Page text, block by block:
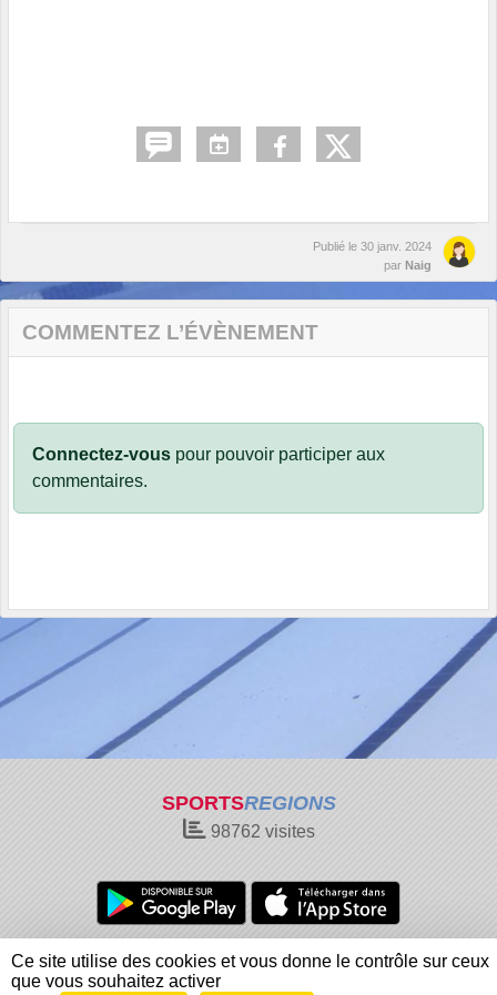
Publié le 30 janv. 2024
par Naig
COMMENTEZ L’ÉVÈNEMENT
Connectez-vous pour pouvoir participer aux
commentaires.
SPORTSREGIONS
98762 visites
Charte cookies
Gestion des cookies
Informations légales
Signaler un contenu inapproprié
Ce site utilise des cookies et vous donne le contrôle sur ceux
que vous souhaitez activer